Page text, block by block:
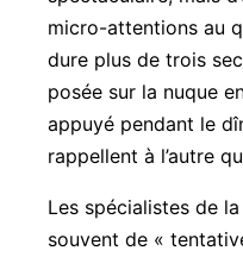
micro-attentions au
dure plus de trois
posée sur la nuque
appuyé pendant le
rappellent à l’autre
Les spécialistes de
souvent de «